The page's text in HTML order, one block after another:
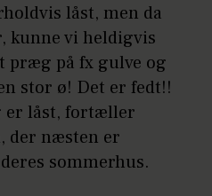
låst, men da
kunne vi heldigvis
præg på fx gulve og
stor ø! Det er fedt!!
er låst, fortæller
der næsten er
sommerhus.